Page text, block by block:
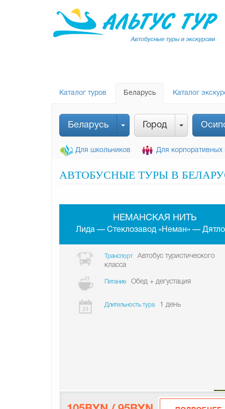
Каталог туров Беларусь Каталог
Беларусь Город
Для школьников Для корпоративных
АВТОБУСНЫЕ ТУРЫ В
НЕМАНСКАЯ НИТЬ
Лида — Стеклозавод «Неман» —
Транспорт
Автобус туристического
класса
Питание Обед + дегустация
Длительность тура 1 день